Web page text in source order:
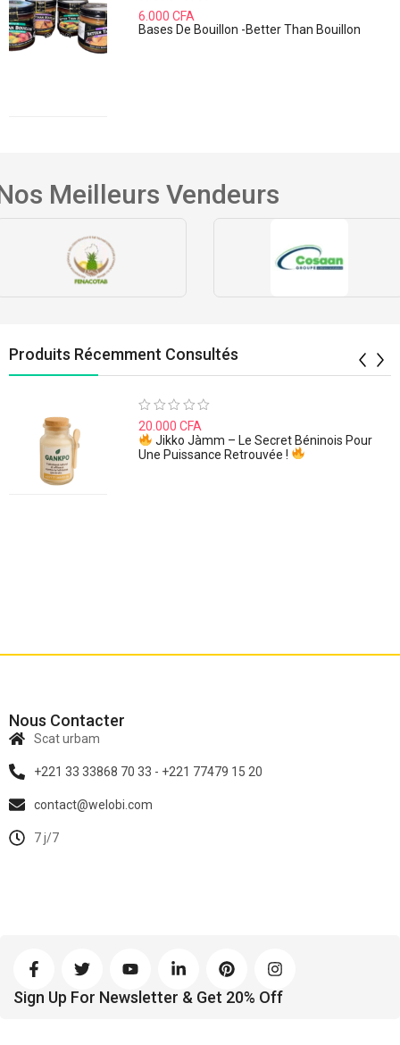
Note
0
sur
6.000 CFA
Bases De Bouillon -Better Than Bouillon
Meilleurs Vendeurs
Produits Récemment Consultés
Note
0
sur
5
20.000 CFA
Jikko Jàmm – Le Secret Béninois Pour
Une Puissance Retrouvée !
Nous Contacter
Scat urbam
+221 33 33868 70 33 - +221 77479 15 20
contact@welobi.com
7 j/7
Sign Up For Newsletter & Get 20% Off